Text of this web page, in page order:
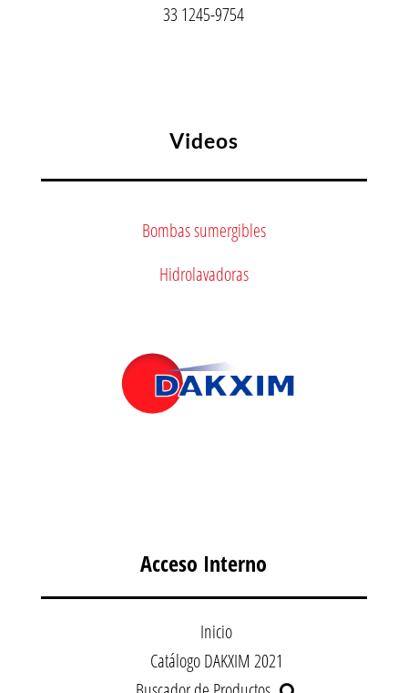
33 1245-9754
Videos
Bombas sumergibles
Hidrolavadoras
Acceso Interno
Inicio
Catálogo DAKXIM 2021